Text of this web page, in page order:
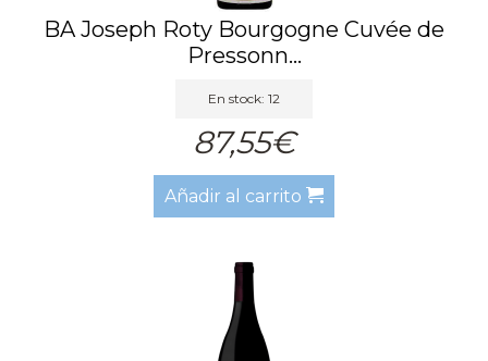
BA Joseph Roty Bourgogne Cuvée de
Pressonn...
En stock: 12
87,55€
Añadir al carrito